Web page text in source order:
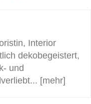
Interior
dekobegeistert,
und
[mehr]